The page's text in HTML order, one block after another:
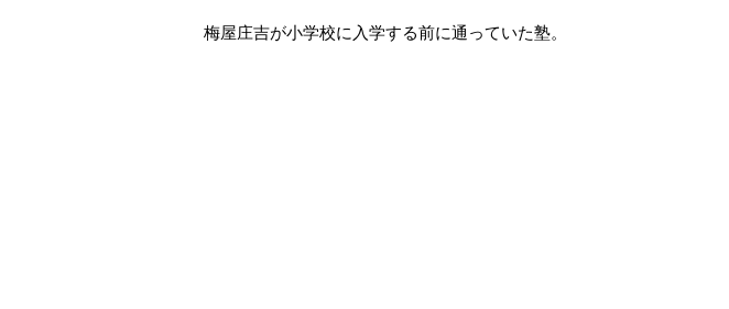
梅屋庄吉が小学校に入学する前に通っていた塾。